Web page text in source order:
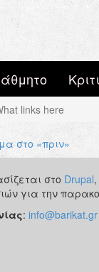
links here
στο «πριν»
στο Drupal
για την
: info@barikat.gr